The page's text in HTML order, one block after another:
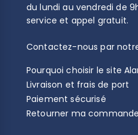
dulundi au vendredi de
service et appel gratuit.
Contactez-nous par
Pourquoi choisir le site
Livraison et frais de port
Paiement sécurisé
Retourner ma commande